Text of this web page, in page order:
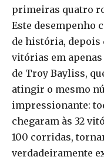
primeiras quatro
Este desempenho
de história, depois
vitórias em
de Troy Bayliss,
atingir o mesmo
impressionante:
chegaram às 32
100 corridas,
verdadeiramente